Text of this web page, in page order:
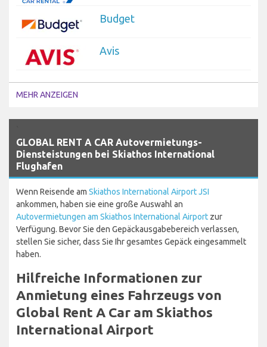
Budget
Avis
MEHR ANZEIGEN
GLOBAL RENT A CAR Autovermietungs-
Diensteistungen bei Skiathos International
Flughafen
Wenn Reisende am Skiathos International Airport JSI
ankommen, haben sie eine große Auswahl an
Autovermietungen am Skiathos International Airport zur
Verfügung. Bevor Sie den Gepäckausgabebereich verlassen,
stellen Sie sicher, dass Sie Ihr gesamtes Gepäck eingesammelt
haben.
Hilfreiche Informationen zur
Anmietung eines Fahrzeugs von
Global Rent A Car am Skiathos
International Airport